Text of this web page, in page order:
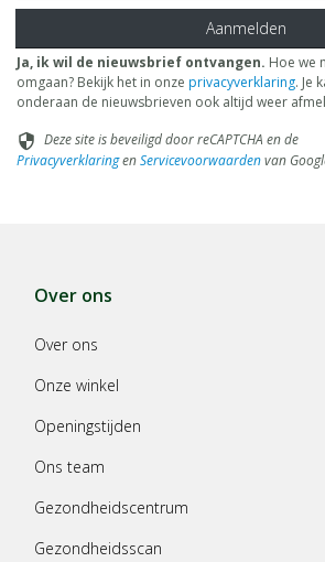
Aanmelden
Ja, ik wil de nieuwsbrief ontvangen. Hoe we
omgaan? Bekijk het in onze privacyverklaring. Je
onderaan de nieuwsbrieven ook altijd weer
security Deze site is beveiligd door reCAPTCHA en de
PrivacyverklaringenServicevoorwaardenvan
Over ons
Over ons
Onze winkel
Openingstijden
Ons team
Gezondheidscentrum
Gezondheidsscan